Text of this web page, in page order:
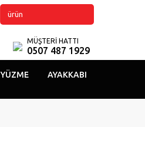
ürün
MÜŞTERİ HATTI
0507 487 1929
YÜZME AYAKKABI